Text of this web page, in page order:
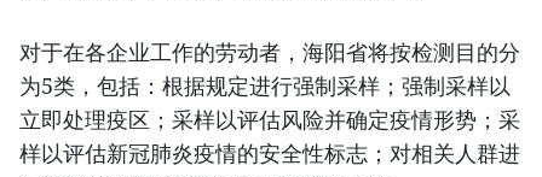
对于在各企业工作的劳动者，海阳省将按检测目的分
为5类，包括：根据规定进行强制采样；强制采样以
立即处理疫区；采样以评估风险并确定疫情形势；采
样以评估新冠肺炎疫情的安全性标志；对相关人群进